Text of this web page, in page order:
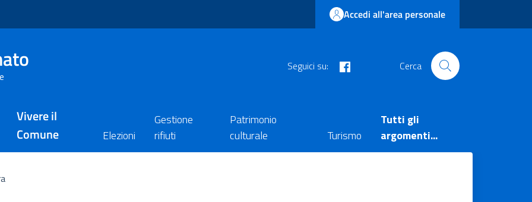
Accedi all'area personale
Seguici su: Cerca
Vivere il
Comune
Elezioni
Gestione
rifiuti
Patrimonio
culturale
Turismo
Tutti gli
argomenti...